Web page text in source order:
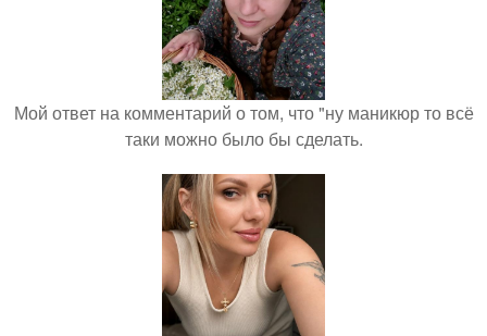
Мой ответ на комментарий о том, что "ну маникюр то всё
таки можно было бы сделать.